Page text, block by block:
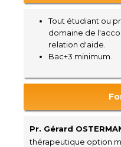
Tout étudiant ou
domaine de
relation d'aide.
Bac+3 minimum.
Pr. Gérard
thérapeutique option